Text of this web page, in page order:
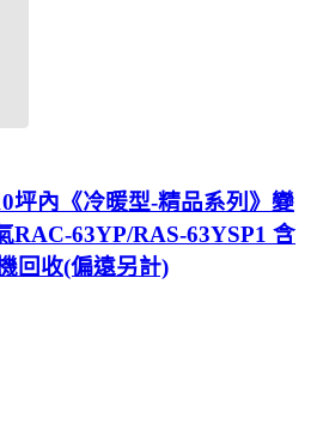
坪內《冷暖型-精品系列》變
RAC-63YP/RAS-63YSP1 含
回收(偏遠另計)